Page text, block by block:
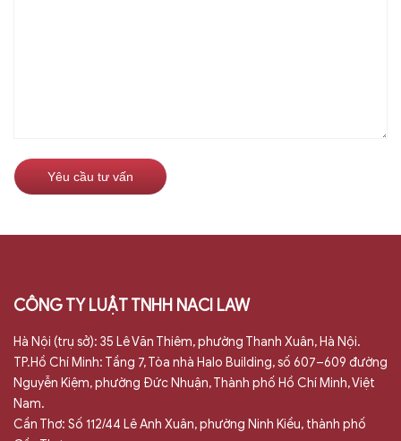
CÔNG TY LUẬT TNHH NACI LAW
Hà Nội (trụ sở): 35 Lê Văn Thiêm, phường Thanh Xuân, Hà Nội.
TP.Hồ Chí Minh: Tầng 7, Tòa nhà Halo Building, số 607–609 đường
Nguyễn Kiệm, phường Đức Nhuận, Thành phố Hồ Chí Minh, Việt
Nam.
Cần Thơ: Số 112/44 Lê Anh Xuân, phường Ninh Kiều, thành phố